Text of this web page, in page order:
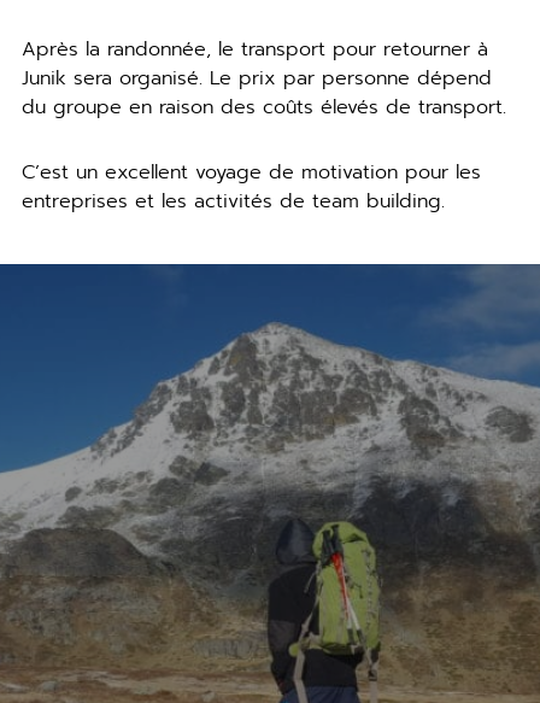
Après la randonnée, le transport pour retourner à
Junik sera organisé. Le prix par personne dépend
du groupe en raison des coûts élevés de transport.
C’est un excellent voyage de motivation pour les
entreprises et les activités de team building.